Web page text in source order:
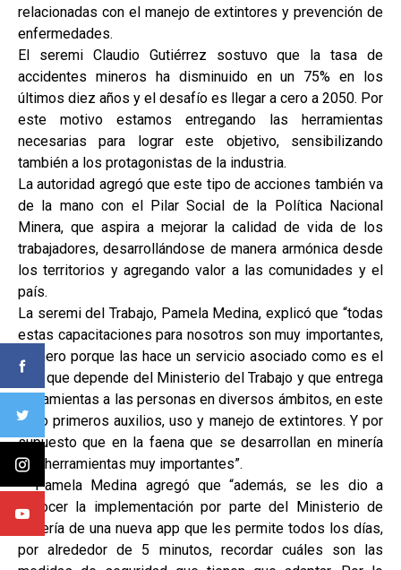
relacionadas con el manejo de extintores y prevención de
enfermedades.
El seremi Claudio Gutiérrez sostuvo que la tasa de
accidentes mineros ha disminuido en un 75% en los
últimos diez años y el desafío es llegar a cero a 2050. Por
este motivo estamos entregando las herramientas
necesarias para lograr este objetivo, sensibilizando
también a los protagonistas de la industria.
La autoridad agregó que este tipo de acciones también va
de la mano con el Pilar Social de la Política Nacional
Minera, que aspira a mejorar la calidad de vida de los
trabajadores, desarrollándose de manera armónica desde
los territorios y agregando valor a las comunidades y el
país.
La seremi del Trabajo, Pamela Medina, explicó que “todas
estas capacitaciones para nosotros son muy importantes,
primero porque las hace un servicio asociado como es el
ISL, que depende del Ministerio del Trabajo y que entrega
herramientas a las personas en diversos ámbitos, en este
caso primeros auxilios, uso y manejo de extintores. Y por
supuesto que en la faena que se desarrollan en minería
son herramientas muy importantes”.
Pamela Medina agregó que “además, se les dio a
conocer la implementación por parte del Ministerio de
Minería de una nueva app que les permite todos los días,
por alrededor de 5 minutos, recordar cuáles son las